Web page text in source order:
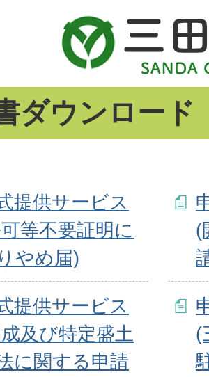
ダウンロード
提供サービス
等不要証明に
やめ届)
(
提供サービス
及び特定盛土
に関する申請
(